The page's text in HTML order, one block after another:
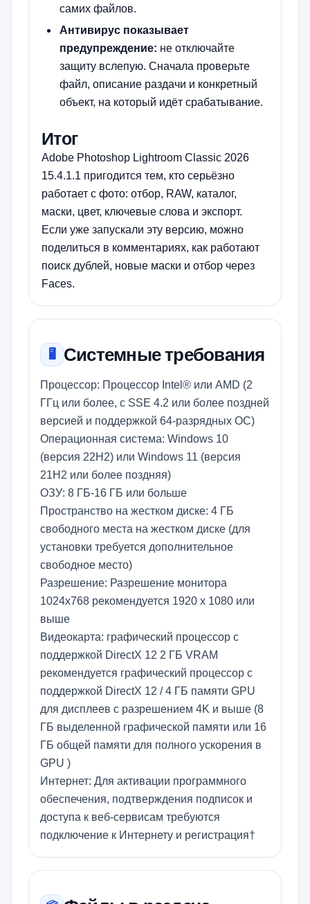
самих файлов.
Антивирус показывает
предупреждение: не отключайте
защиту вслепую. Сначала проверьте
файл, описание раздачи и конкретный
объект, на который идёт срабатывание.
Итог
Adobe Photoshop Lightroom Classic 2026
15.4.1.1 пригодится тем, кто серьёзно
работает с фото: отбор, RAW, каталог,
маски, цвет, ключевые слова и экспорт.
Если уже запускали эту версию, можно
поделиться в комментариях, как работают
поиск дублей, новые маски и отбор через
Faces.
🖥️ Системные требования
Процессор: Процессор Intel® или AMD (2
ГГц или более, с SSE 4.2 или более поздней
версией и поддержкой 64-разрядных ОС)
Операционная система: Windows 10
(версия 22H2) или Windows 11 (версия
21H2 или более поздняя)
ОЗУ: 8 ГБ-16 ГБ или больше
Пространство на жестком диске: 4 ГБ
свободного места на жестком диске (для
установки требуется дополнительное
свободное место)
Разрешение: Разрешение монитора
1024x768 рекомендуется 1920 x 1080 или
выше
Видеокарта: графический процессор с
поддержкой DirectX 12 2 ГБ VRAM
рекомендуется графический процессор с
поддержкой DirectX 12 / 4 ГБ памяти GPU
для дисплеев с разрешением 4K и выше (8
ГБ выделенной графической памяти или 16
ГБ общей памяти для полного ускорения в
GPU )
Интернет: Для активации программного
обеспечения, подтверждения подписок и
доступа к веб-сервисам требуются
подключение к Интернету и регистрация†